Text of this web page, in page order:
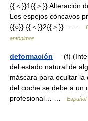
{{＜}}1{{＞}} Alteración
Los espejos cóncavos
{{○}} {{＜}}2{{＞}}… …
antónimos
deformación — (f)
del estado natural de
máscara para ocultar
del coche se debe a un
profesional… …
Español